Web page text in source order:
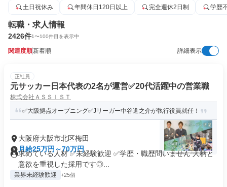
土日祝休み
年間休日120日以上 完全週休2日制 学歴
転職・求人情報
2426件1〜100件目を表示中
関連度順新着順 詳細表示
正社員
元サッカー日本代表の2名が運営✅️20代活躍中の営業職
株式会社ＡＳＳＩＳＴ
✅大阪拠点オープニング✅Jリーガー中谷進之介が執行役員就任！
大阪府大阪市北区梅田
月給25万円～70万円
求めている人材 ✅未経験歓迎 ✅学歴・職歴問いません 人柄と
意欲を重視した採用です◎...
業界未経験歓迎 +25個